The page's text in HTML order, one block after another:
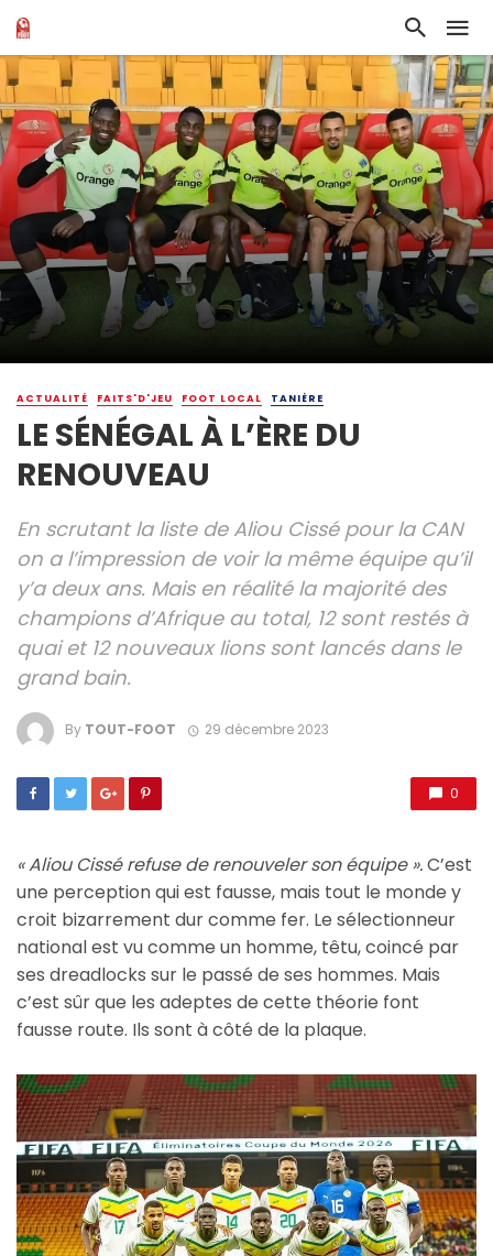
ACTUALITÉ FAITS'D'JEU FOOT LOCAL TANIÈRE
LE SÉNÉGAL À L’ÈRE DU
RENOUVEAU
En scrutant la liste de Aliou Cissé pour la CAN
on a l’impression de voir la même équipe qu’il
y’a deux ans. Mais en réalité la majorité des
champions d’Afrique au total, 12 sont restés à
quai et 12 nouveaux lions sont lancés dans le
grand bain.
By TOUT-FOOT 29 décembre 2023
0
« Aliou Cissé refuse de renouveler son équipe ».C’est
une perception qui est fausse, mais tout le monde y
croit bizarrement dur comme fer. Le sélectionneur
national est vu comme un homme, têtu, coincé par
ses dreadlocks sur le passé de ses hommes. Mais
c’est sûr que les adeptes de cette théorie font
fausse route. Ils sont à côté de la plaque.